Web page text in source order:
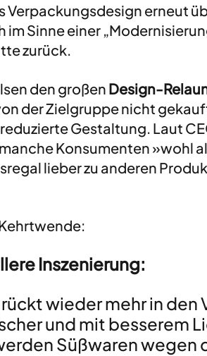
Verpackungsdesign erneut
im Sinne einer
zurück.
den großen Design-
der Zielgruppe nicht
Gestaltung. Laut
Konsumenten »wohl
lieber zu anderen
Inszenierung:
wieder mehr in den
und mit besserem
Süßwaren wegen